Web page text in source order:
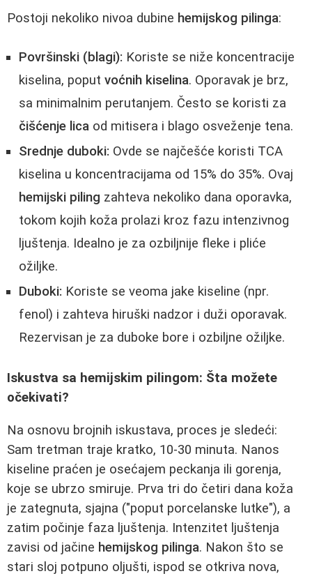
Postoji nekoliko nivoa dubine hemijskog pilinga:
Površinski (blagi): Koriste se niže koncentracije
kiselina, poput voćnih kiselina. Oporavak je brz,
sa minimalnim perutanjem. Često se koristi za
čišćenje lica od mitisera i blago osveženje tena.
Srednje duboki: Ovde se najčešće koristi TCA
kiselina u koncentracijama od 15% do 35%. Ovaj
hemijski piling zahteva nekoliko dana oporavka,
tokom kojih koža prolazi kroz fazu intenzivnog
ljuštenja. Idealno je za ozbiljnije fleke i pliće
ožiljke.
Duboki: Koriste se veoma jake kiseline (npr.
fenol) i zahteva hiruški nadzor i duži oporavak.
Rezervisan je za duboke bore i ozbiljne ožiljke.
Iskustva sa hemijskim pilingom: Šta možete
očekivati?
Na osnovu brojnih iskustava, proces je sledeći:
Sam tretman traje kratko, 10-30 minuta. Nanos
kiseline praćen je osećajem peckanja ili gorenja,
koje se ubrzo smiruje. Prva tri do četiri dana koža
je zategnuta, sjajna ("poput porcelanske lutke"), a
zatim počinje faza ljuštenja. Intenzitet ljuštenja
zavisi od jačine hemijskog pilinga. Nakon što se
stari sloj potpuno oljušti, ispod se otkriva nova,